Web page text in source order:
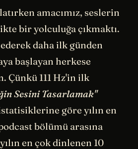
amacımız, seslerin
bir yolculuğa çıkmaktı.
daha ilk günden
başlayan herkese
Çünkü 111 Hz'in ilk
Sesini Tasarlamak"
göre yılın en
bölümü arasına
en çok dinlenen 10